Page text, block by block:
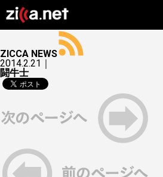
ZICCA NEWS
2014.2.21｜
闘牛士